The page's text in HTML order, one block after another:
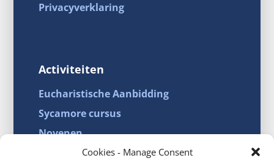
Cookies - Manage Consent
Privacyverklaring
Activiteiten
Eucharistische Aanbidding
Sycamore cursus
Novenen
Artikelen
Twitter